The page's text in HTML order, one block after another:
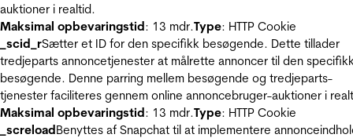
auktioner i realtid.
Maksimal opbevaringstid: 13 mdr.Type: HTTP Cookie
_scid_rSætter et ID for den specifikk besøgende. Dette tillader
tredjeparts annoncetjenester at målrette annoncer til den
besøgende. Denne parring mellem besøgende og tredjeparts-
tjenester faciliteres gennem online annoncebruger-auktioner i
Maksimal opbevaringstid: 13 mdr.Type: HTTP Cookie
_screloadBenyttes af Snapchat til at implementere